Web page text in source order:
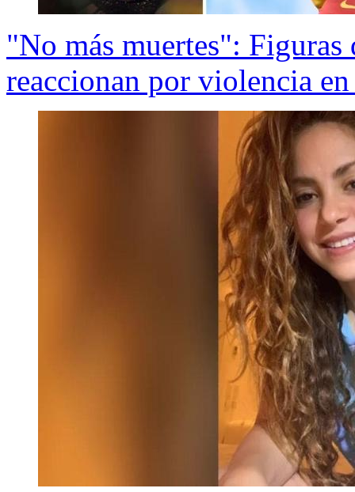
"No más muertes":
reaccionan por violencia